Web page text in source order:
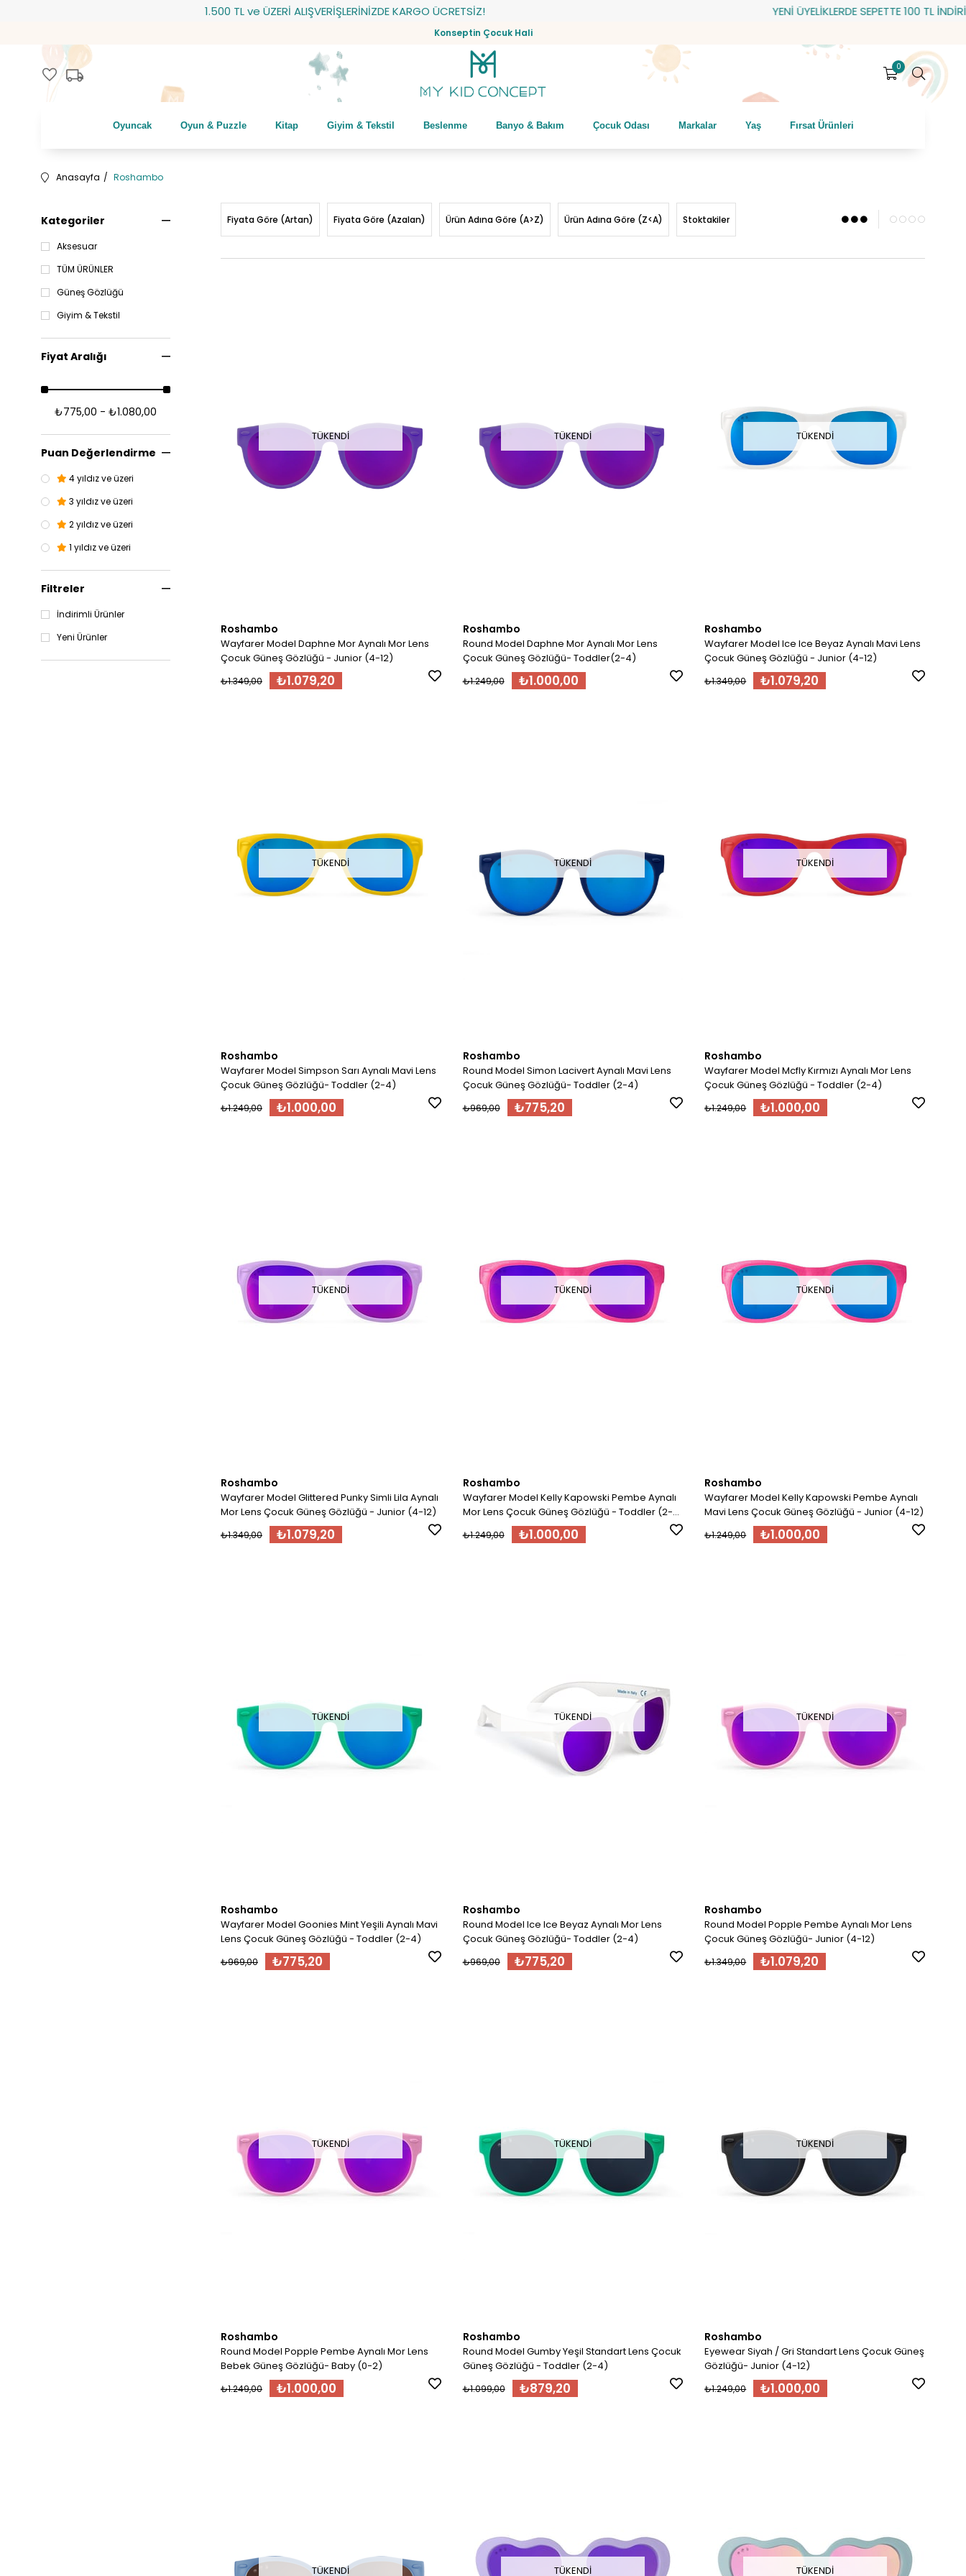
1.500 TL ve ÜZERİ ALIŞVERİŞLERİNİZDE KARGO ÜCRETSİZ! YENİ ÜYELİKLERDE SEPETTE 100 TL İNDİRİM!
Konseptin Çocuk Hali
favorite local_shipping 0
Oyuncak Oyun & Puzzle Kitap Giyim & Tekstil Beslenme Banyo & Bakım Çocuk Odası Markalar Yaş Fırsat Ürünleri
Anasayfa Roshambo
Kategoriler
Aksesuar
TÜM ÜRÜNLER
Güneş Gözlüğü
Giyim & Tekstil
Fiyat Aralığı
₺775,00 - ₺1.080,00
Puan Değerlendirme
4 yıldız ve üzeri
3 yıldız ve üzeri
2 yıldız ve üzeri
1 yıldız ve üzeri
Filtreler
İndirimli Ürünler
Yeni Ürünler
Fiyata Göre (Artan) Fiyata Göre (Azalan) Ürün Adına Göre (A>Z) Ürün Adına Göre (Z<A) Stoktakiler
TÜKENDI
Roshambo
Wayfarer Model Daphne Mor Aynalı Mor Lens
Çocuk Güneş Gözlüğü - Junior (4-12)
₺1.079,20
₺1.349,00
TÜKENDI
Roshambo
Round Model Daphne Mor Aynalı Mor Lens
Çocuk Güneş Gözlüğü- Toddler(2-4)
₺1.000,00
₺1.249,00
TÜKENDI
Roshambo
Wayfarer Model Ice Ice Beyaz Aynalı Mavi Lens
Çocuk Güneş Gözlüğü - Junior (4-12)
₺1.079,20
₺1.349,00
TÜKENDI
Roshambo
Wayfarer Model Simpson Sarı Aynalı Mavi Lens
Çocuk Güneş Gözlüğü- Toddler (2-4)
₺1.000,00
₺1.249,00
TÜKENDI
Roshambo
Round Model Simon Lacivert Aynalı Mavi Lens
Çocuk Güneş Gözlüğü- Toddler (2-4)
₺775,20
₺969,00
TÜKENDI
Roshambo
Wayfarer Model Mcfly Kırmızı Aynalı Mor Lens
Çocuk Güneş Gözlüğü - Toddler (2-4)
₺1.000,00
₺1.249,00
TÜKENDI
Roshambo
Wayfarer Model Glittered Punky Simli Lila Aynalı
Mor Lens Çocuk Güneş Gözlüğü - Junior (4-12)
₺1.079,20
₺1.349,00
TÜKENDI
Roshambo
Wayfarer Model Kelly Kapowski Pembe Aynalı
Mor Lens Çocuk Güneş Gözlüğü - Toddler (2-
₺1.000,00
₺1.249,00
TÜKENDI
Roshambo
Wayfarer Model Kelly Kapowski Pembe Aynalı
Mavi Lens Çocuk Güneş Gözlüğü - Junior (4-12)
₺1.000,00
₺1.249,00
TÜKENDI
Roshambo
Wayfarer Model Goonies Mint Yeşili Aynalı Mavi
Lens Çocuk Güneş Gözlüğü - Toddler (2-4)
₺775,20
₺969,00
TÜKENDI
Roshambo
Round Model Ice Ice Beyaz Aynalı Mor Lens
Çocuk Güneş Gözlüğü- Toddler (2-4)
₺775,20
₺969,00
TÜKENDI
Roshambo
Round Model Popple Pembe Aynalı Mor Lens
Çocuk Güneş Gözlüğü- Junior (4-12)
₺1.079,20
₺1.349,00
TÜKENDI
Roshambo
Round Model Popple Pembe Aynalı Mor Lens
Bebek Güneş Gözlüğü- Baby (0-2)
₺1.000,00
₺1.249,00
TÜKENDI
Roshambo
Round Model Gumby Yeşil Standart Lens Çocuk
Güneş Gözlüğü - Toddler (2-4)
₺879,20
₺1.099,00
TÜKENDI
Roshambo
Eyewear Siyah / Gri Standart Lens Çocuk Güneş
Gözlüğü- Junior (4-12)
₺1.000,00
₺1.249,00
TÜKENDI TÜKENDI TÜKENDI